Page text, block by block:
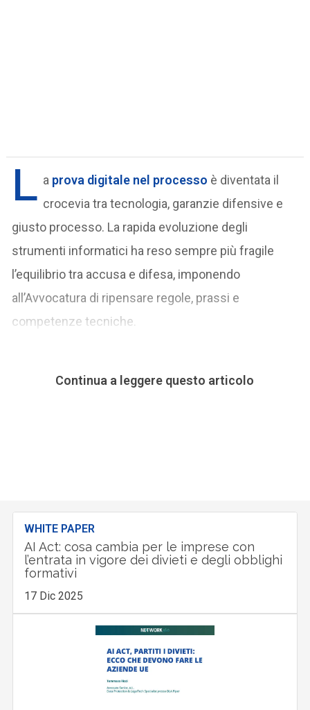
L a prova digitale nel processo è diventata il
crocevia tra tecnologia, garanzie difensive e
giusto processo. La rapida evoluzione degli
strumenti informatici ha reso sempre più fragile
l’equilibrio tra accusa e difesa, imponendo
all’Avvocatura di ripensare regole, prassi e
competenze tecniche.
Continua a leggere questo articolo
WHITE PAPER
AI Act: cosa cambia per le imprese con
l’entrata in vigore dei divieti e degli obblighi
formativi
17 Dic 2025